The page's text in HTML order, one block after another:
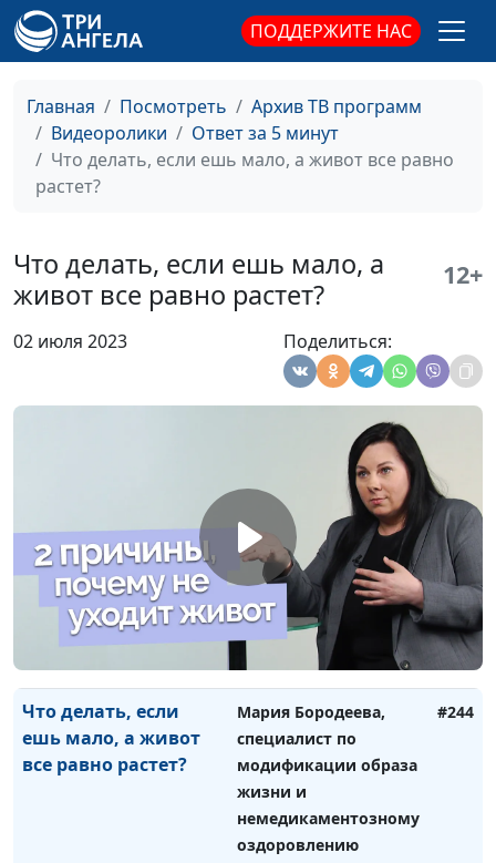
ПОДДЕРЖИТЕ НАС
Главная Посмотреть
Архив ТВ программ
Видеоролики
Ответ за 5 минут
Что делать, если ешь мало, а живот все равно
растет?
Что делать, если ешь мало, а
живот все равно растет?
12+
02 июля 2023 Поделиться:
Богом?
психолог, тренер
личностного роста
должен
рассматривать
самооценку?
Айгуль Иншакова,
психолог, тренер
личностного роста
психолог, тренер
личностного роста
Нужно ли общаться с
Юлия Синицына,
Айгуль Иншакова,
психолог, тренер
Юлия Синицына,
Айгуль Иншакова,
психолог, тренер
личностного роста
Можно ли
христианину
обращаться к
психологу?
Юлия Синицына,
Айгуль Иншакова,
психолог, тренер
личностного роста
#245
Что делать, если
ешь мало, а живот
все равно растет?
Мария Бородеева,
специалист по
модификации образа
жизни и
немедикаментозному
оздоровлению
#244